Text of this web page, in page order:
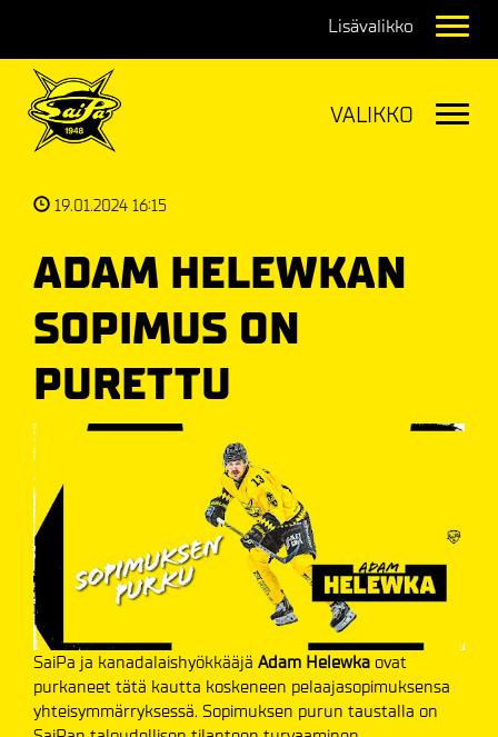
19.01.2024 16:15
ADAM HELEWKAN
SOPIMUS ON
PURETTU
SaiPa ja kanadalaishyökkääjä Adam Helewka ovat
purkaneet tätä kautta koskeneen pelaajasopimuksensa
yhteisymmärryksessä. Sopimuksen purun taustalla on